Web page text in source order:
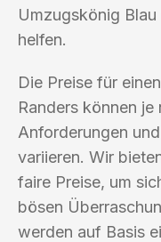
Umzugskönig
helfen.
Die Preise für
Randers können
Anforderungen
variieren. Wir
faire Preise, um
bösen
werden auf Basis